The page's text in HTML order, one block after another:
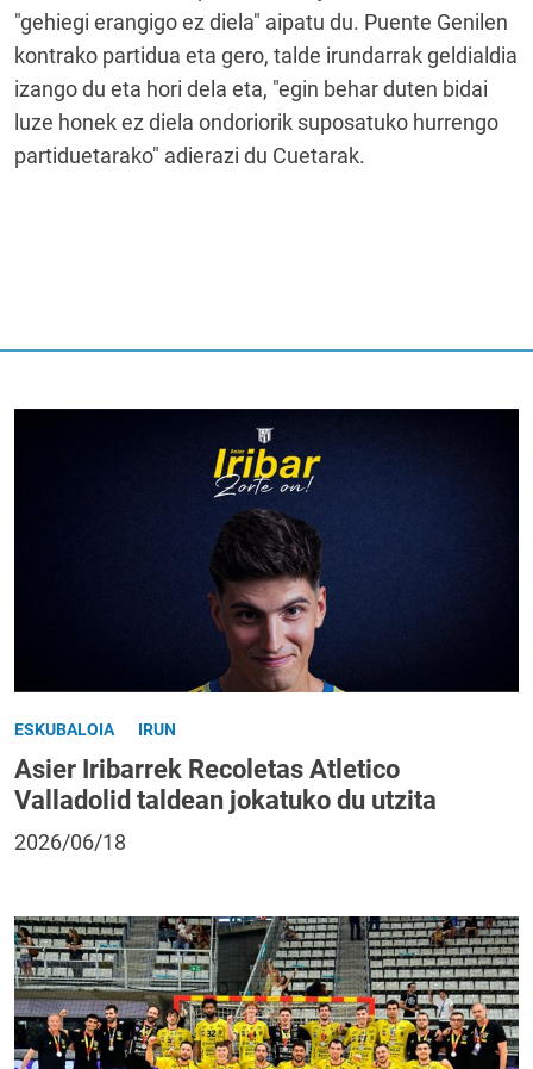
"gehiegi erangigo ez diela" aipatu du. Puente Genilen
kontrako partidua eta gero, talde irundarrak geldialdia
izango du eta hori dela eta, "egin behar duten bidai
luze honek ez diela ondoriorik suposatuko hurrengo
partiduetarako" adierazi du Cuetarak.
ESKUBALOIA IRUN
Asier Iribarrek Recoletas Atletico
Valladolid taldean jokatuko du utzita
2026/06/18